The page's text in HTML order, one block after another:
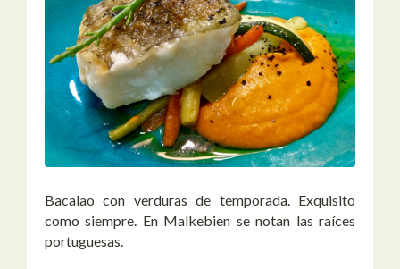
Bacalao con verduras de temporada. Exquisito
como siempre. En Malkebien se notan las raíces
portuguesas.